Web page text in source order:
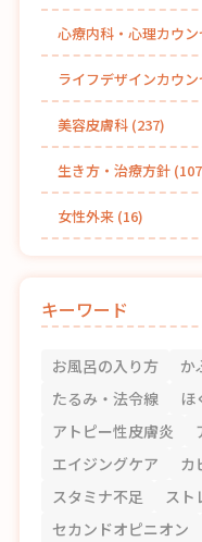
心療内科・心理カウ
ライフデザインカウ
美容皮膚科(237)
生き方・治療方針
女性外来(16)
キーワード
お風呂の入り方 か
たるみ・法令線
ほ
アトピー性皮膚炎
エイジングケア
カ
スタミナ不足
スト
セカンドオピニオン